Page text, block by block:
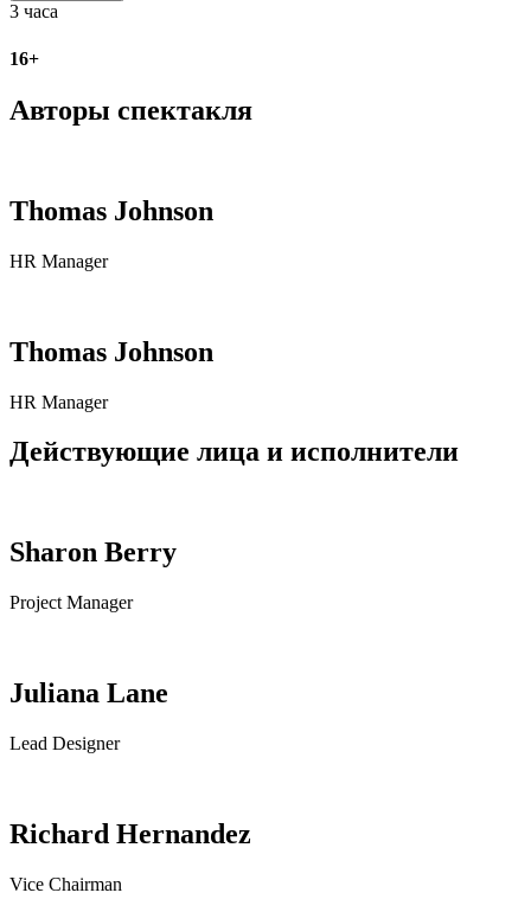
3 часа
16+
Авторы спектакля
Thomas Johnson
HR Manager
Thomas Johnson
HR Manager
Действующие лица и исполнители
Sharon Berry
Project Manager
Juliana Lane
Lead Designer
Richard Hernandez
Vice Chairman